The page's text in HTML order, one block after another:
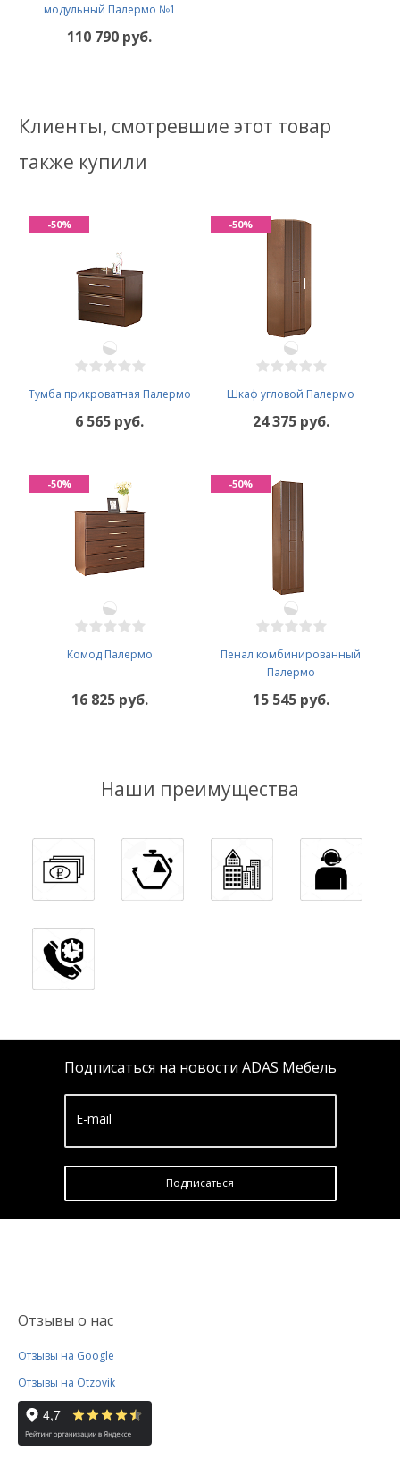
модульный Палермо №1
110 790 руб.
Клиенты, смотревшие этот товар
также купили
Тумба прикроватная Палермо
6 565 руб.
-50%
Шкаф угловой Палермо
24 375 руб.
-50%
Комод Палермо
16 825 руб.
-50%
Пенал комбинированный
Палермо
15 545 руб.
-50%
Наши преимущества
Подписаться на новости ADAS Мебель
E-mail
Подписатьcя
Отзывы о нас
Отзывы на Google
Отзывы на Otzovik